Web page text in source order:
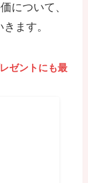
について、
ます。
ゼントにも最